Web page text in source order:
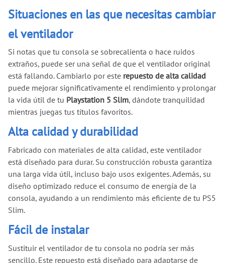
Situaciones en las que necesitas cambiar
el ventilador
Si notas que tu consola se sobrecalienta o hace ruidos
extraños, puede ser una señal de que el ventilador original
está fallando. Cambiarlo por este repuesto de alta calidad
puede mejorar significativamente el rendimiento y prolongar
la vida útil de tu Playstation 5 Slim, dándote tranquilidad
mientras juegas tus títulos favoritos.
Alta calidad y durabilidad
Fabricado con materiales de alta calidad, este ventilador
está diseñado para durar. Su construcción robusta garantiza
una larga vida útil, incluso bajo usos exigentes. Además, su
diseño optimizado reduce el consumo de energía de la
consola, ayudando a un rendimiento más eficiente de tu PS5
Slim.
Fácil de instalar
Sustituir el ventilador de tu consola no podría ser más
sencillo. Este repuesto está diseñado para adaptarse de